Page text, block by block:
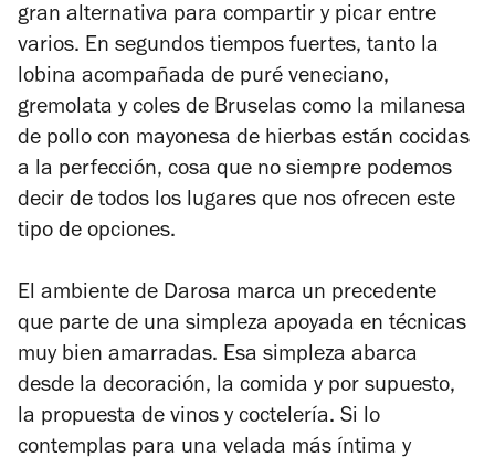
gran alternativa para compartir y picar entre
varios. En segundos tiempos fuertes, tanto la
lobina acompañada de puré veneciano,
gremolata y coles de Bruselas como la milanesa
de pollo con mayonesa de hierbas están cocidas
a la perfección, cosa que no siempre podemos
decir de todos los lugares que nos ofrecen este
tipo de opciones.
El ambiente de Darosa marca un precedente
que parte de una simpleza apoyada en técnicas
muy bien amarradas. Esa simpleza abarca
desde la decoración, la comida y por supuesto,
la propuesta de vinos y coctelería. Si lo
contemplas para una velada más íntima y